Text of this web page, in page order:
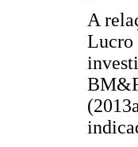
A
Lucro